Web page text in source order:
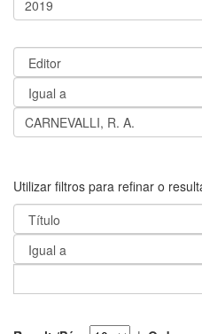
Utilizar filtros para refinar o